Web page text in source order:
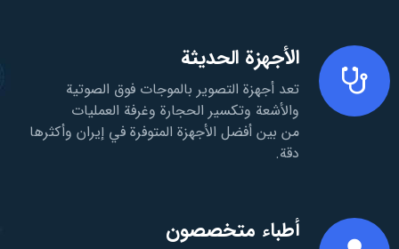
الأجهزة الحديثة
تعد أجهزة التصوير بالموجات فوق الصوتية
والأشعة وتكسير الحجارة وغرفة العمليات
من بين أفضل الأجهزة المتوفرة في إيران وأكثرها
دقة.
أطباء متخصصون